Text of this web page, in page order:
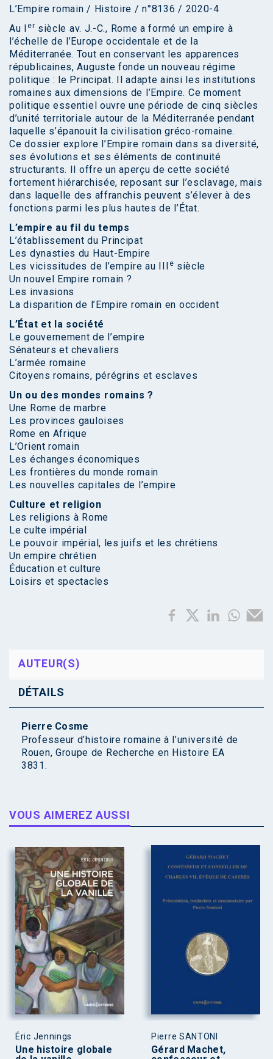
L’Empire romain / Histoire / n°8136 / 2020-4
Au Ier siècle av. J.-C., Rome a formé un empire à
l’échelle de l’Europe occidentale et de la
Méditerranée. Tout en conservant les apparences
républicaines, Auguste fonde un nouveau régime
politique : le Principat. Il adapte ainsi les institutions
romaines aux dimensions de l’Empire. Ce moment
politique essentiel ouvre une période de cinq siècles
d’unité territoriale autour de la Méditerranée pendant
laquelle s’épanouit la civilisation gréco-romaine.
Ce dossier explore l’Empire romain dans sa diversité,
ses évolutions et ses éléments de continuité
structurants. Il offre un aperçu de cette société
fortement hiérarchisée, reposant sur l’esclavage, mais
dans laquelle des affranchis peuvent s’élever à des
fonctions parmi les plus hautes de l’État.
L’empire au fil du temps
L’établissement du Principat
Les dynasties du Haut-Empire
Les vicissitudes de l’empire au IIIe siècle
Un nouvel Empire romain ?
Les invasions
La disparition de l’Empire romain en occident
L’État et la société
Le gouvernement de l’empire
Sénateurs et chevaliers
L’armée romaine
Citoyens romains, pérégrins et esclaves
Un ou des mondes romains ?
Une Rome de marbre
Les provinces gauloises
Rome en Afrique
L’Orient romain
Les échanges économiques
Les frontières du monde romain
Les nouvelles capitales de l’empire
Culture et religion
Les religions à Rome
Le culte impérial
Le pouvoir impérial, les juifs et les chrétiens
Un empire chrétien
Éducation et culture
Loisirs et spectacles
AUTEUR(S)
DÉTAILS
Pierre Cosme
Professeur d’histoire romaine à l’université de
Rouen, Groupe de Recherche en Histoire EA
3831.
VOUS AIMEREZ AUSSI
Éric Jennings
Une histoire globale
Pierre SANTONI
Gérard Machet,